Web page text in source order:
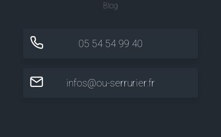
Blog
05 54 54 99 40
infos@ou-serrurier.fr